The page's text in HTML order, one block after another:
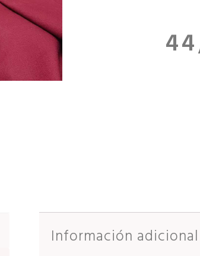
Información adicional